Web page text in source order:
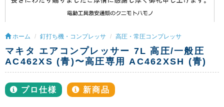
ホーム 釘打ち機・コンプレッサ 高圧・常圧コンプレッサ
マキタ エアコンプレッサー 7L 高圧/一般圧
AC462XS (青)〜高圧専用 AC462XSH (青)
プロ仕様 新商品